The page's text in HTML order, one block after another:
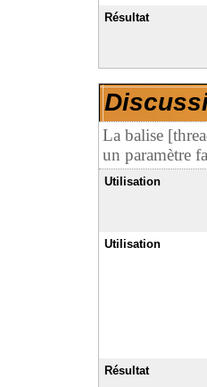
Résultat
La balise
un paramètre
Utilisation
Utilisation
Résultat